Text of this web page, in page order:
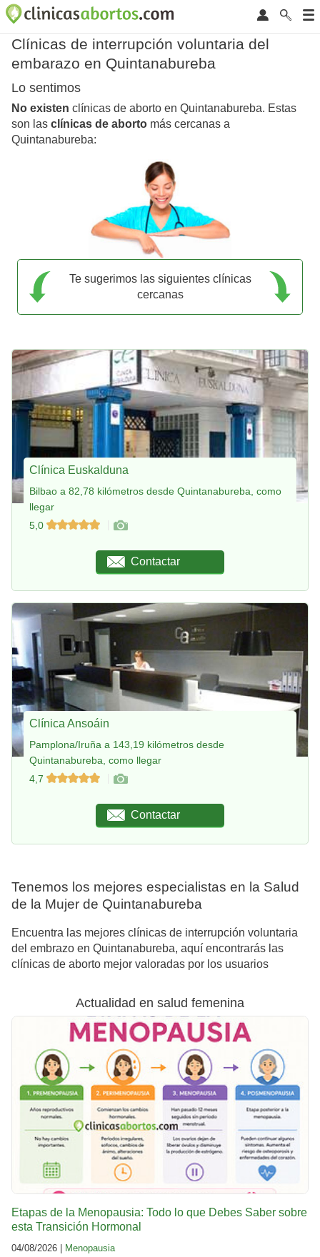
Clínicas de interrupción voluntaria del
embarazo en Quintanabureba
Lo sentimos
No existen clínicas de aborto en Quintanabureba. Estas
son las clínicas de aborto más cercanas a
Quintanabureba:
Te sugerimos las siguientes clínicas
cercanas
Clínica Euskalduna
Bilbao a 82,78 kilómetros desde Quintanabureba, como
llegar
5,0
Contactar
Clínica Ansoáin
Pamplona/Iruña a 143,19 kilómetros desde
Quintanabureba, como llegar
4,7
Contactar
Tenemos los mejores especialistas en la Salud
de la Mujer de Quintanabureba
Encuentra las mejores clínicas de interrupción voluntaria
del embrazo en Quintanabureba, aquí encontrarás las
clínicas de aborto mejor valoradas por los usuarios
Actualidad en salud femenina
Etapas de la Menopausia: Todo lo que Debes Saber sobre
esta Transición Hormonal
04/08/2026 | Menopausia